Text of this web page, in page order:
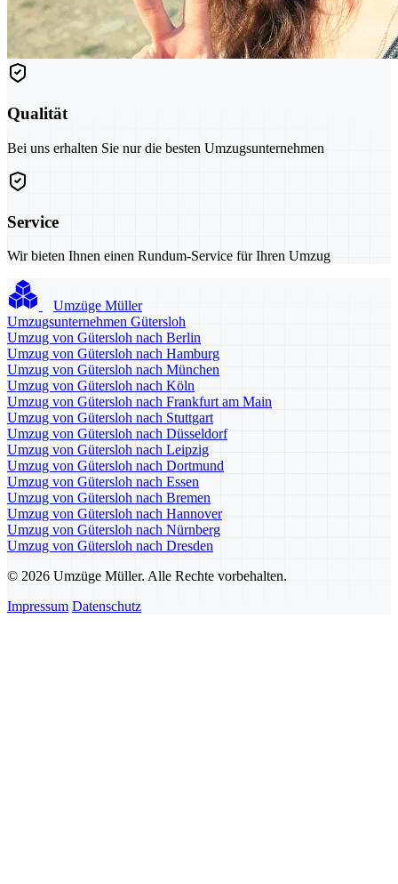
Qualität
Bei uns erhalten Sie nur die besten Umzugsunternehmen
Service
Wir bieten Ihnen einen Rundum-Service für Ihren Umzug
Umzüge Müller
Umzugsunternehmen Gütersloh
Umzug von Gütersloh nach Berlin
Umzug von Gütersloh nach Hamburg
Umzug von Gütersloh nach München
Umzug von Gütersloh nach Köln
Umzug von Gütersloh nach Frankfurt am Main
Umzug von Gütersloh nach Stuttgart
Umzug von Gütersloh nach Düsseldorf
Umzug von Gütersloh nach Leipzig
Umzug von Gütersloh nach Dortmund
Umzug von Gütersloh nach Essen
Umzug von Gütersloh nach Bremen
Umzug von Gütersloh nach Hannover
Umzug von Gütersloh nach Nürnberg
Umzug von Gütersloh nach Dresden
© 2026 Umzüge Müller. Alle Rechte vorbehalten.
Impressum Datenschutz